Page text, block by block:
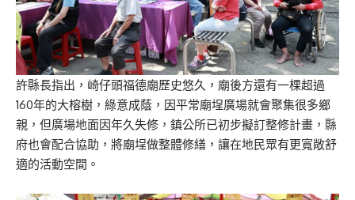
許縣長指出，崎仔頭福德廟歷史悠久，廟後方還有一棵超過
160年的大榕樹，綠意成蔭，因平常廟埕廣場就會聚集很多鄉
親，但廣場地面因年久失修，鎮公所已初步擬訂整修計畫，縣
府也會配合協助，將廟埕做整體修繕，讓在地民眾有更寬敞舒
適的活動空間。